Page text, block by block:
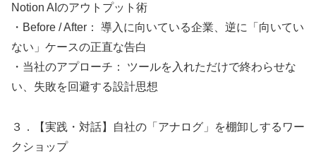
Notion AIのアウトプット術
・Before / After： 導入に向いている企業、逆に「向いてい
ない」ケースの正直な告白
・当社のアプローチ： ツールを入れただけで終わらせな
い、失敗を回避する設計思想
３．【実践・対話】自社の「アナログ」を棚卸しするワー
クショップ